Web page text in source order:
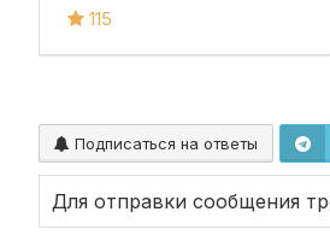
КА 2, ERP2, Розница
115
Подписаться на ответы
Для отправки сообщения